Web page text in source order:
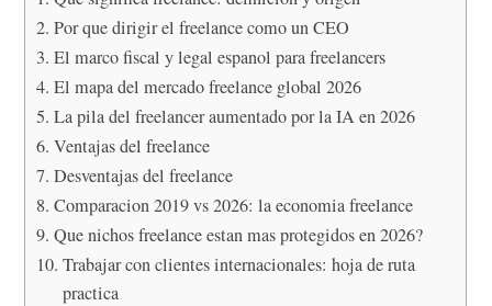
Por que dirigir el freelance como un CEO
El marco fiscal y legal espanol para freelancers
El mapa del mercado freelance global 2026
La pila del freelancer aumentado por la IA en 2026
Ventajas del freelance
Desventajas del freelance
Comparacion 2019 vs 2026: la economia freelance
Que nichos freelance estan mas protegidos en 2026?
Trabajar con clientes internacionales: hoja de ruta
practica